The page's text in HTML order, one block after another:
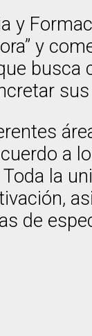
y
y
busca
a
la
de